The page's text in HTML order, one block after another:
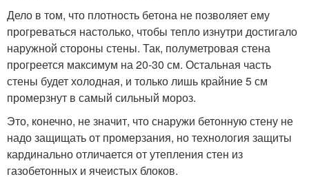
Дело в том, что плотность бетона не позволяет ему
прогреваться настолько, чтобы тепло изнутри достигало
наружной стороны стены. Так, полуметровая стена
прогреется максимум на 20-30 см. Остальная часть
стены будет холодная, и только лишь крайние 5 см
промерзнут в самый сильный мороз.
Это, конечно, не значит, что снаружи бетонную стену не
надо защищать от промерзания, но технология защиты
кардинально отличается от утепления стен из
газобетонных и ячеистых блоков.